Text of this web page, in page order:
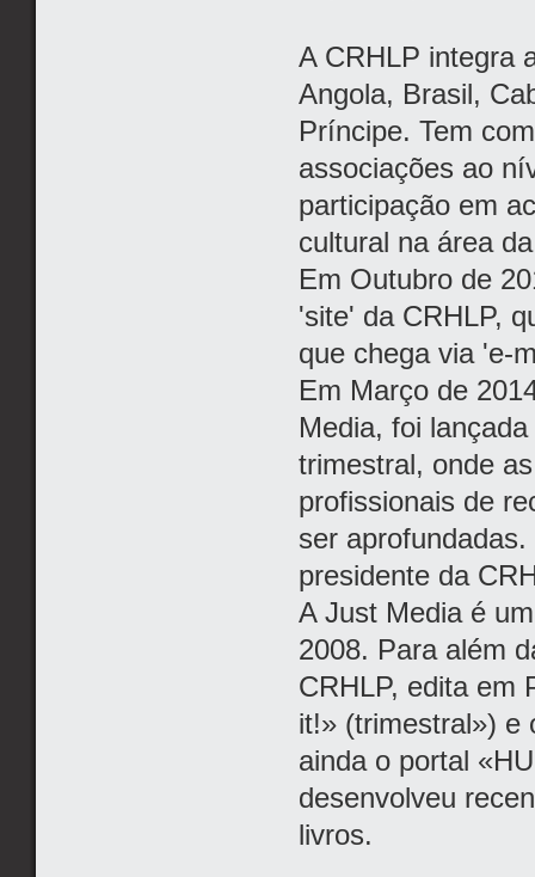
A CRHLP integra
Angola, Brasil,
Príncipe. Tem
associações ao
participação em
cultural na área
Em Outubro de
'site' da CRHLP,
que chega via 'e-
Em Março de
Media, foi
trimestral, onde
profissionais de
ser
presidente da
A Just Media é
2008. Para além
CRHLP, edita em
it!» (trimestral») e
ainda o portal
desenvolveu
livros.